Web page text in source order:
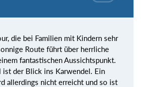
die bei Familien mit Kindern sehr
Route führt über herrliche
fantastischen Aussichtspunkt.
ist der Blick ins Karwendel. Ein
allerdings nicht erreicht und so ist